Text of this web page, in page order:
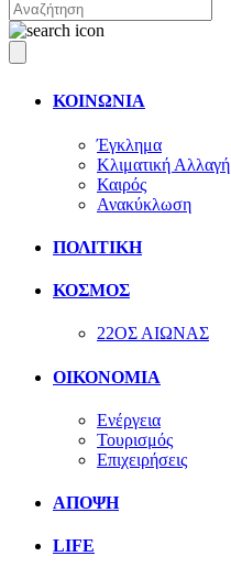
ΚΟΙΝΩΝΙΑ
Έγκλημα
Κλιματική Αλλαγή
Καιρός
Ανακύκλωση
ΠΟΛΙΤΙΚΗ
ΚΟΣΜΟΣ
22ΟΣ ΑΙΩΝΑΣ
ΟΙΚΟΝΟΜΙΑ
Ενέργεια
Τουρισμός
Επιχειρήσεις
ΑΠΟΨΗ
LIFE